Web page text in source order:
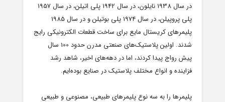
در سال 1938 نایلون، در سال 1942 پلی اتیلن، در سال 1957
پلی پروپیلن، در سال 1974 پلی بوتیلن و در سال 1985
پلیمرهای کریستال مایع برای ساخت قطعات الکترونیکی رایج
شدند. اولین پلاستیک‌های صنعتی مدرن حدود 100 سال
پیش رواج پیدا کردند، اما در دهه‌های اخیر، شاهد رشد
فزاینده و انواع مختلف پلاستیک در صنایع بوده‌ایم.
پلیمرها را به سه نوع پلیمرهای طبیعی، مصنوعی و طبیعی